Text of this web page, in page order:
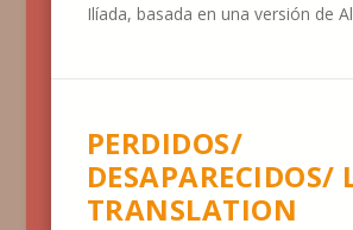
Ilíada, basada en una versión de
PERDIDOS/
DESAPARECIDOS/
TRANSLATION